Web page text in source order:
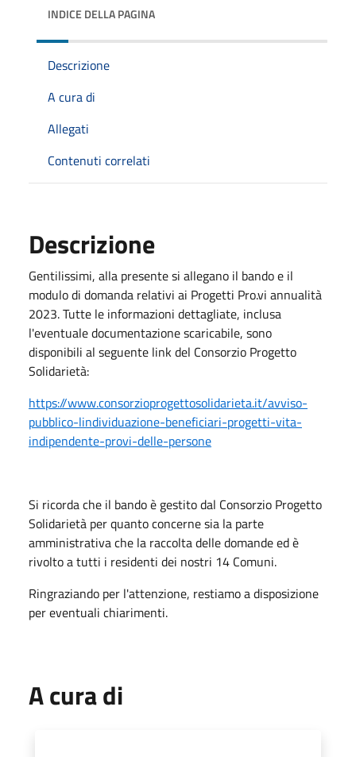
INDICE DELLA PAGINA
Descrizione
A cura di
Allegati
Contenuti correlati
Descrizione
Gentilissimi, alla presente si allegano il bando e il
modulo di domanda relativi ai Progetti Pro.vi annualità
2023. Tutte le informazioni dettagliate, inclusa
l'eventuale documentazione scaricabile, sono
disponibili al seguente link del Consorzio Progetto
Solidarietà:
https://www.consorzioprogettosolidarieta.it/avviso-
pubblico-lindividuazione-beneficiari-progetti-vita-
indipendente-provi-delle-persone
Si ricorda che il bando è gestito dal Consorzio Progetto
Solidarietà per quanto concerne sia la parte
amministrativa che la raccolta delle domande ed è
rivolto a tutti i residenti dei nostri 14 Comuni.
Ringraziando per l'attenzione, restiamo a disposizione
per eventuali chiarimenti.
A cura di